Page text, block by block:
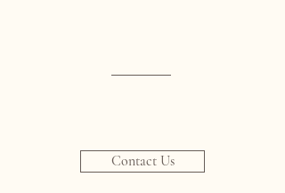
Contact Us